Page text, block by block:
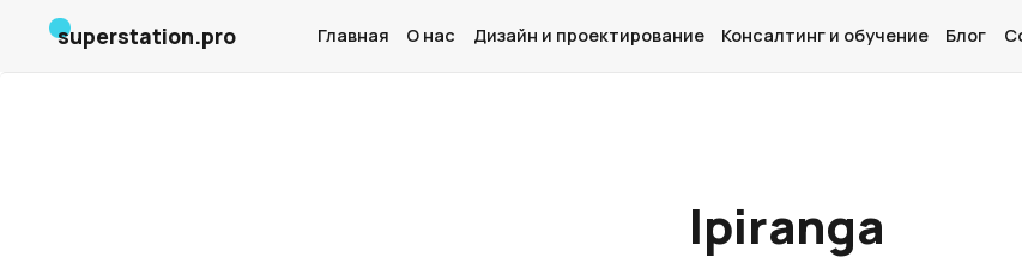
О нас
superstation.pro Главная О нас Дизайн и проектирование Консалтинг и обучение Блог
Ipiranga